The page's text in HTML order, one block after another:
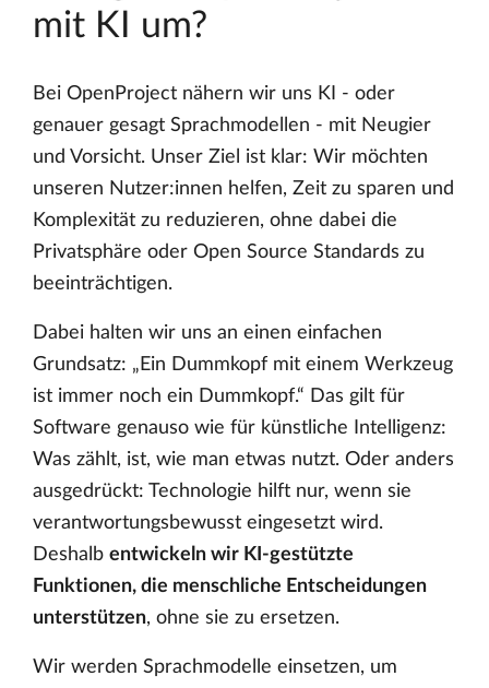
mit KI um?
Bei OpenProject nähern wir uns KI - oder
genauer gesagt Sprachmodellen - mit Neugier
und Vorsicht. Unser Ziel ist klar: Wir möchten
unseren Nutzer:innen helfen, Zeit zu sparen und
Komplexität zu reduzieren, ohne dabei die
Privatsphäre oder Open Source Standards zu
beeinträchtigen.
Dabei halten wir uns an einen einfachen
Grundsatz: „Ein Dummkopf mit einem Werkzeug
ist immer noch ein Dummkopf.“ Das gilt für
Software genauso wie für künstliche Intelligenz:
Was zählt, ist, wie man etwas nutzt. Oder anders
ausgedrückt: Technologie hilft nur, wenn sie
verantwortungsbewusst eingesetzt wird.
Deshalb entwickeln wir KI-gestützte
Funktionen, die menschliche Entscheidungen
unterstützen, ohne sie zu ersetzen.
Wir werden Sprachmodelle einsetzen, um